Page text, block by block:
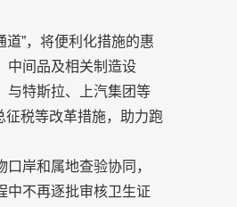
道”，将便利化措施的惠
中间品及相关制造设
与特斯拉、上汽集团等
征税等改革措施，助力跑
岸和属地查验协同，
中不再逐批审核卫生证